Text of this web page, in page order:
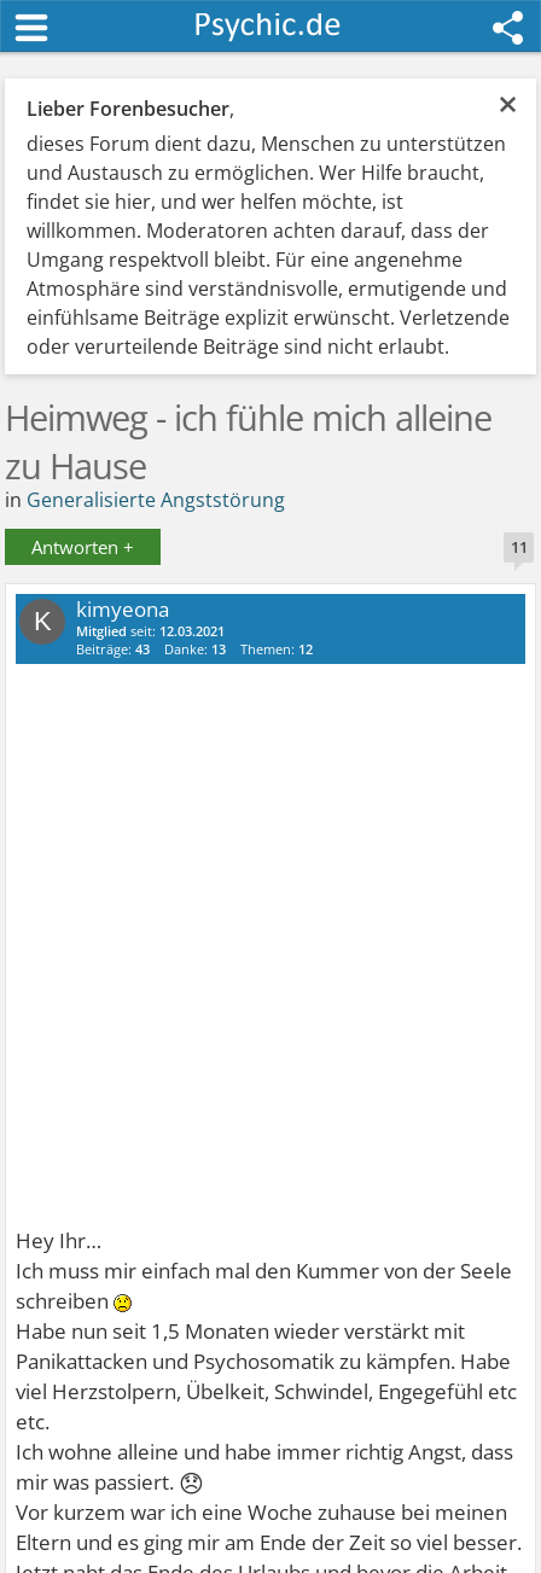
×
Lieber Forenbesucher,
dieses Forum dient dazu, Menschen zu unterstützen
und Austausch zu ermöglichen. Wer Hilfe braucht,
findet sie hier, und wer helfen möchte, ist
willkommen. Moderatoren achten darauf, dass der
Umgang respektvoll bleibt. Für eine angenehme
Atmosphäre sind verständnisvolle, ermutigende und
einfühlsame Beiträge explizit erwünscht. Verletzende
oder verurteilende Beiträge sind nicht erlaubt.
Heimweg - ich fühle mich alleine
zu Hause
in Generalisierte Angststörung
Antworten + 11
K kimyeona
Mitglied seit: 12.03.2021
Beiträge:43 Danke: 13 Themen: 12
Hey Ihr…
Ich muss mir einfach mal den Kummer von der Seele
schreiben
Habe nun seit 1,5 Monaten wieder verstärkt mit
Panikattacken und Psychosomatik zu kämpfen. Habe
viel Herzstolpern, Übelkeit, Schwindel, Engegefühl etc
etc.
Ich wohne alleine und habe immer richtig Angst, dass
mir was passiert. 😞
Vor kurzem war ich eine Woche zuhause bei meinen
Eltern und es ging mir am Ende der Zeit so viel besser.